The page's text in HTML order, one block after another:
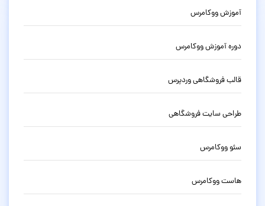
آموزش ووکامرس
دوره آموزش ووکامرس
قالب فروشگاهی وردپرس
طراحی سایت فروشگاهی
سئو ووکامرس
هاست ووکامرس